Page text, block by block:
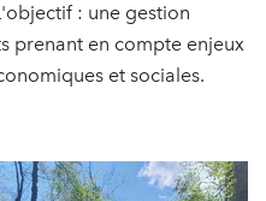
: une gestion
prenant en compte enjeux
et sociales.